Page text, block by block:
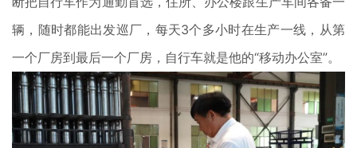
辆，随时都能出发巡厂，每天3个多小时在生产一线，从第
一个厂房到最后一个厂房，自行车就是他的“移动办公室”。